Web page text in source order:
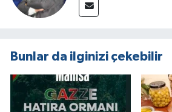
Bunlar da ilginizi çekebilir